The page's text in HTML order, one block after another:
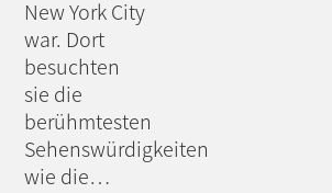
New York City
war. Dort
besuchten
sie die
berühmtesten
Sehenswürdigkeiten
wie die…